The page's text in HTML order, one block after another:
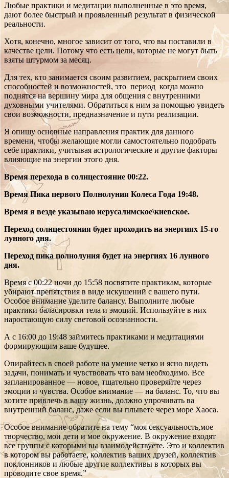
Любые практики и медитации выполненные в это время,
дают более быстрый и проявленный результат в физической
реальности.
Хотя, конечно, многое зависит от того, что вы поставили в
качестве цели. Потому что есть цели, которые не могут быть
взяты штурмом за месяц.
Для тех, кто занимается своим развитием, раскрытием своих
способностей и возможностей, это период когда можно
поднятся на вершину мира для общения с внутренними
духовными учителями. Обратиться к ним за помощью увидеть
свои возможности, предназначение и пути реализации.
Я опишу основные направления практик для данного
времени, чтобы желающие могли самостоятельно подобрать
себе практики, учитывая астрологические и другие факторы
влияющие на энергии этого дня.
Время перехода в солнцестояние 00:22.
Время Пика первого Полнолуния Колеса Года 19:48.
Время я везде указываю иерусалимское\киевское.
Переход солнцестояния будет проходить на энергиях 15-го
лунного дня.
Переход пика полнолуния будет на энергиях 16 лунного
дня.
Время с 00:22 ночи до 15:58 посвятите практикам, которые
убирают препятствия в виде искушений с вашего пути.
Особое внимание уделите балансу. Выполните любые
практики баласировки тела и эмоций. Используйте в них
наростающую силу световой осознанности.
А с 16:00 до 19:48 займитесь практиками и медитациями
формирующим ваше будущее.
Опирайтесь в своей работе на умение четко и ясно видеть
задачи, понимать и чувствовать что вам необходимо. Все
запланированное — новое, тщательно проверяйте через
эмоции и чувства. Особое внимание — на баланс. То, что вы
хотите привлечь в вашу жизнь, должно упрочивать ва
внутренний баланс, даже если вы плывете через море Хаоса.
Особое внимание обратите на тему “моя сексуальность,мое
творчество, мои дети и мое окружение. В окружение входят
все группы с которыми вы взаимодействуете. Это и коллектив
в котором вы работаете, коллектив ваших друзей, коллектив
поклонников и любые другие коллективы в которых вы
проводите свое время.”